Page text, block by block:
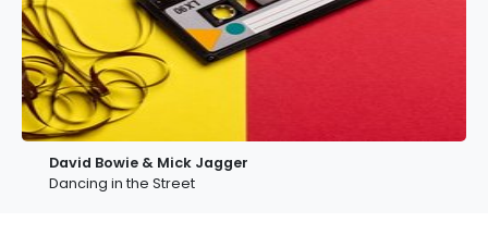
David Bowie & Mick Jagger
Dancing in the Street